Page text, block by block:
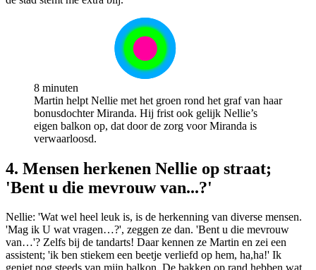
8 minuten
Martin helpt Nellie met het groen rond het graf van haar
bonusdochter Miranda. Hij frist ook gelijk Nellie’s
eigen balkon op, dat door de zorg voor Miranda is
verwaarloosd.
4. Mensen herkenen Nellie op straat;
'Bent u die mevrouw van...?'
Nellie: 'Wat wel heel leuk is, is de herkenning van diverse mensen.
'Mag ik U wat vragen…?', zeggen ze dan. 'Bent u die mevrouw
van…'? Zelfs bij de tandarts! Daar kennen ze Martin en zei een
assistent; 'ik ben stiekem een beetje verliefd op hem, ha,ha!' Ik